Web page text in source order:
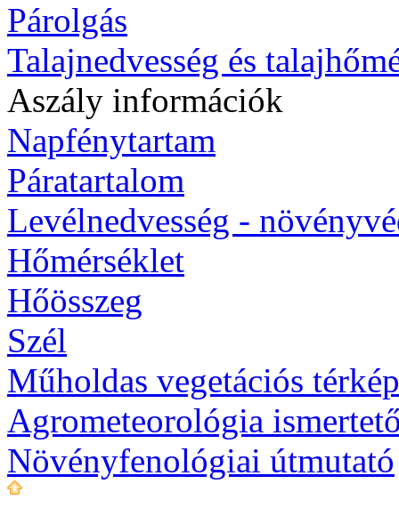
Párolgás
Talajnedvesség és
Aszály információk
Napfénytartam
Páratartalom
Levélnedvesség -
Hőmérséklet
Hőösszeg
Szél
Műholdas vegetációs
Agrometeorológia
Növényfenológiai útmutató